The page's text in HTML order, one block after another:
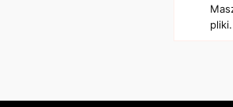
pliki.